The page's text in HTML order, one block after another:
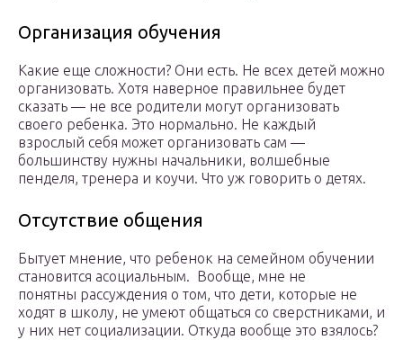
Организация обучения
Какие еще сложности? Они есть. Не всех детей можно
организовать. Хотя наверное правильнее будет
сказать — не все родители могут организовать
своего ребенка. Это нормально. Не каждый
взрослый себя может организовать сам —
большинству нужны начальники, волшебные
пенделя, тренера и коучи. Что уж говорить о детях.
Отсутствие общения
Бытует мнение, что ребенок на семейном обучении
становится асоциальным. Вообще, мне не
понятны рассуждения о том, что дети, которые не
ходят в школу, не умеют общаться со сверстниками, и
у них нет социализации. Откуда вообще это взялось?